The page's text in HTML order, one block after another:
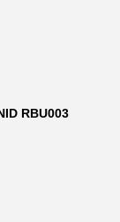
RBU003